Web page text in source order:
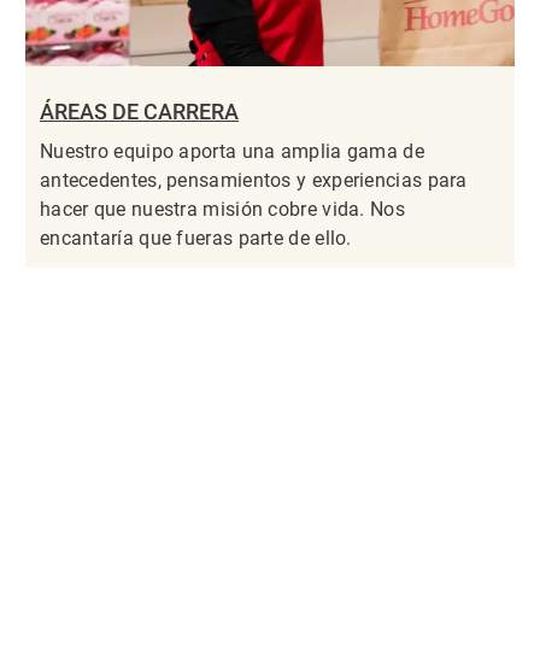
ÁREAS DE CARRERA
Nuestro equipo aporta una amplia gama de
antecedentes, pensamientos y experiencias para
hacer que nuestra misión cobre vida. Nos
encantaría que fueras parte de ello.